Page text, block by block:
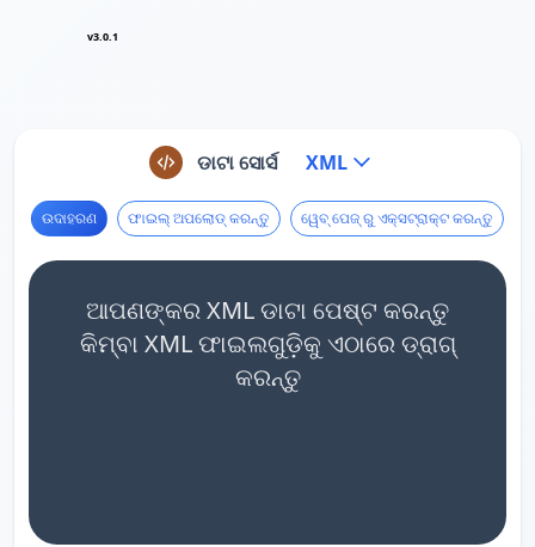
v3.0.1
ଡାଟା ସୋର୍ସ XML
ଉଦାହରଣ ଫାଇଲ୍ ଅପଲୋଡ୍ କରନ୍ତୁ ୱେବ୍ ପେଜ୍ ରୁ ଏକ୍ସଟ୍ରାକ୍ଟ କରନ୍ତୁ
ଆପଣଙ୍କର XML ଡାଟା ପେଷ୍ଟ କରନ୍ତୁ
କିମ୍ବା XML ଫାଇଲଗୁଡ଼ିକୁ ଏଠାରେ ଡ୍ରାଗ୍
କରନ୍ତୁ